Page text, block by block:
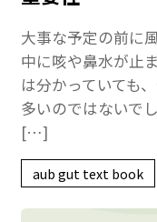
大事な予定の前に
中に咳や鼻水が止
は分かっていても
多いのではないで
[…]
aub gut text book